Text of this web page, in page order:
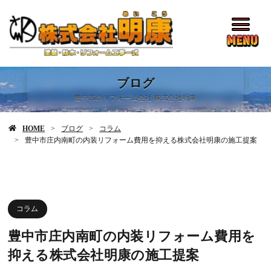
ブログ
豊中市のリフォーム会社 株式会社明康
HOME ブログ
コラム
豊中市庄内南町の内装リフォーム費用を抑える株式会社明康の施工提案
コラム
豊中市庄内南町の内装リフォーム費用を
抑える株式会社明康の施工提案